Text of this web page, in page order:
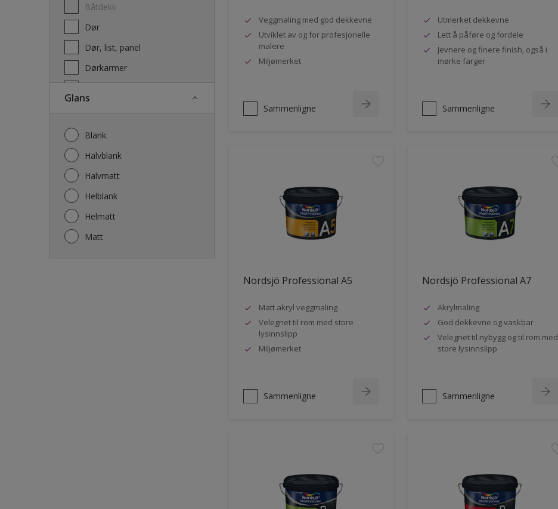
Båtdekk
Dør
Dør, list, panel
Dørkarmer
Glans
Blank
Halvblank
Halvmatt
Helblank
Helmatt
Matt
Veggmaling med god dekkevne
Utviklet av og for profesjonelle
malere
Miljømerket
Sammenligne
Utmerket dekkevne
Lett å påføre og fordele
Jevnere og finere finish, også i
mørke farger
Sammenligne
Nordsjö Professional A5
Matt akryl veggmaling
Velegnet til rom med store
lysinnslipp
Miljømerket
Sammenligne
Nordsjö Professional A7
Akrylmaling
God dekkevne og vaskbar
Velegnet til nybygg og til rom med
store lysinnslipp
Sammenligne